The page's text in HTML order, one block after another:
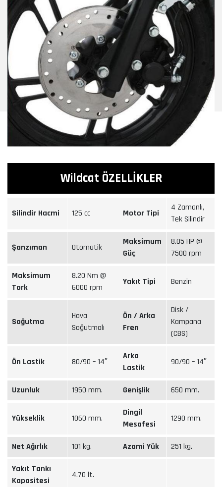
Wildcat ÖZELLİKLER
Silindir Hacmi 125 cc Motor Tipi
4 Zamanlı,
Tek Silindir
Şanzıman Otomatik
Maksimum
Güç
8.05 HP @
7500 rpm
Maksimum
Tork
8.20 Nm @
6000 rpm
Yakıt Tipi Benzin
Soğutma
Hava
Soğutmalı
Ön / Arka
Fren
Disk /
Kampana
(CBS)
Ön Lastik 80/90 – 14″
Arka
Lastik
90/90 – 14″
Uzunluk 1950 mm. Genişlik 650 mm.
Yükseklik 1060 mm.
Dingil
Mesafesi
1290 mm.
Net Ağırlık 101 kg. Azami Yük 251 kg.
Yakıt Tankı
Kapasitesi
4.70 lt.